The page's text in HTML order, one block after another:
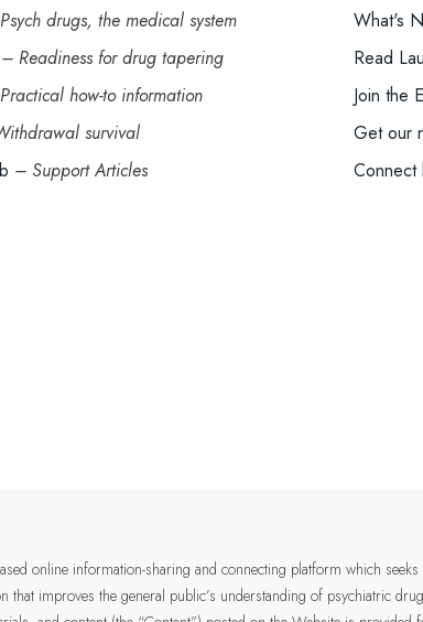
drugs, the medical system
– Readiness for drug tapering
how-to information
survival
– Support Articles
What's
Read
Join the
Get our
Connect
online information-sharing and connecting platform which
improves the general public’s understanding of psychiatric